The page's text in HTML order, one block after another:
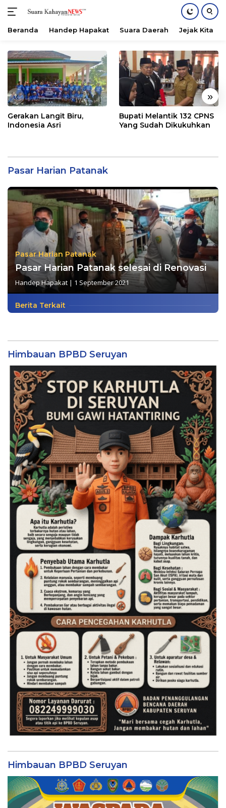
konten
Beranda Handep Hapakat Suara Daerah Jejak Kita
« »
Gerakan Langit Biru,
Indonesia Asri
Bupati Melantik 132 CPNS
Yang Sudah Dikukuhkan
Pasar Harian Patanak
Pasar Harian Patanak
Pasar Harian Patanak selesai di Renovasi
Handep Hapakat | 1 September 2021
Berita Terkait
Himbauan BPBD Seruyan
Himbauan BPBD Seruyan